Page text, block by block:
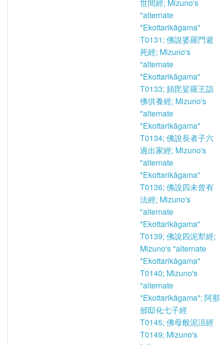
世間經; Mizuno's
"alternate
*Ekottarikāgama"
T0131; 佛說婆羅門避
死經; Mizuno's
"alternate
*Ekottarikāgama"
T0133; 頻毘娑羅王詣
佛供養經; Mizuno's
"alternate
*Ekottarikāgama"
T0134; 佛說長者子六
過出家經; Mizuno's
"alternate
*Ekottarikāgama"
T0136; 佛說四未曾有
法經; Mizuno's
"alternate
*Ekottarikāgama"
T0139; 佛說四泥犁經;
Mizuno's "alternate
*Ekottarikāgama"
T0140; Mizuno's
"alternate
*Ekottarikāgama"; 阿那
邠邸化七子經
T0145; 佛母般泥洹經
T0149; Mizuno's